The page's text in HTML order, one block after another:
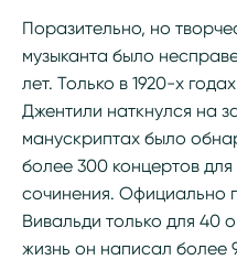
Поразительно, но
музыканта было
лет. Только в 1920-х
Джентили наткнулся на
манускриптах было
более 300 концертов
сочинения. Официально
Вивальди только для 40
жизнь он написал более